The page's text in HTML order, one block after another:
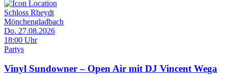
Schloss Rheydt
Mönchengladbach
Do. 27.08.2026
18:00 Uhr
Partys
Vinyl Sundowner – Open Air mit DJ Vincent Wega